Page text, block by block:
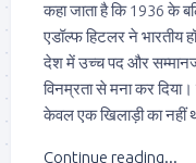
कहा जाता है कि 1936 के
एडॉल्फ हिटलर ने भारतीय
देश में उच्च पद और
विनम्रता से मना कर
केवल एक खिलाड़ी का नहीं
Continue reading...